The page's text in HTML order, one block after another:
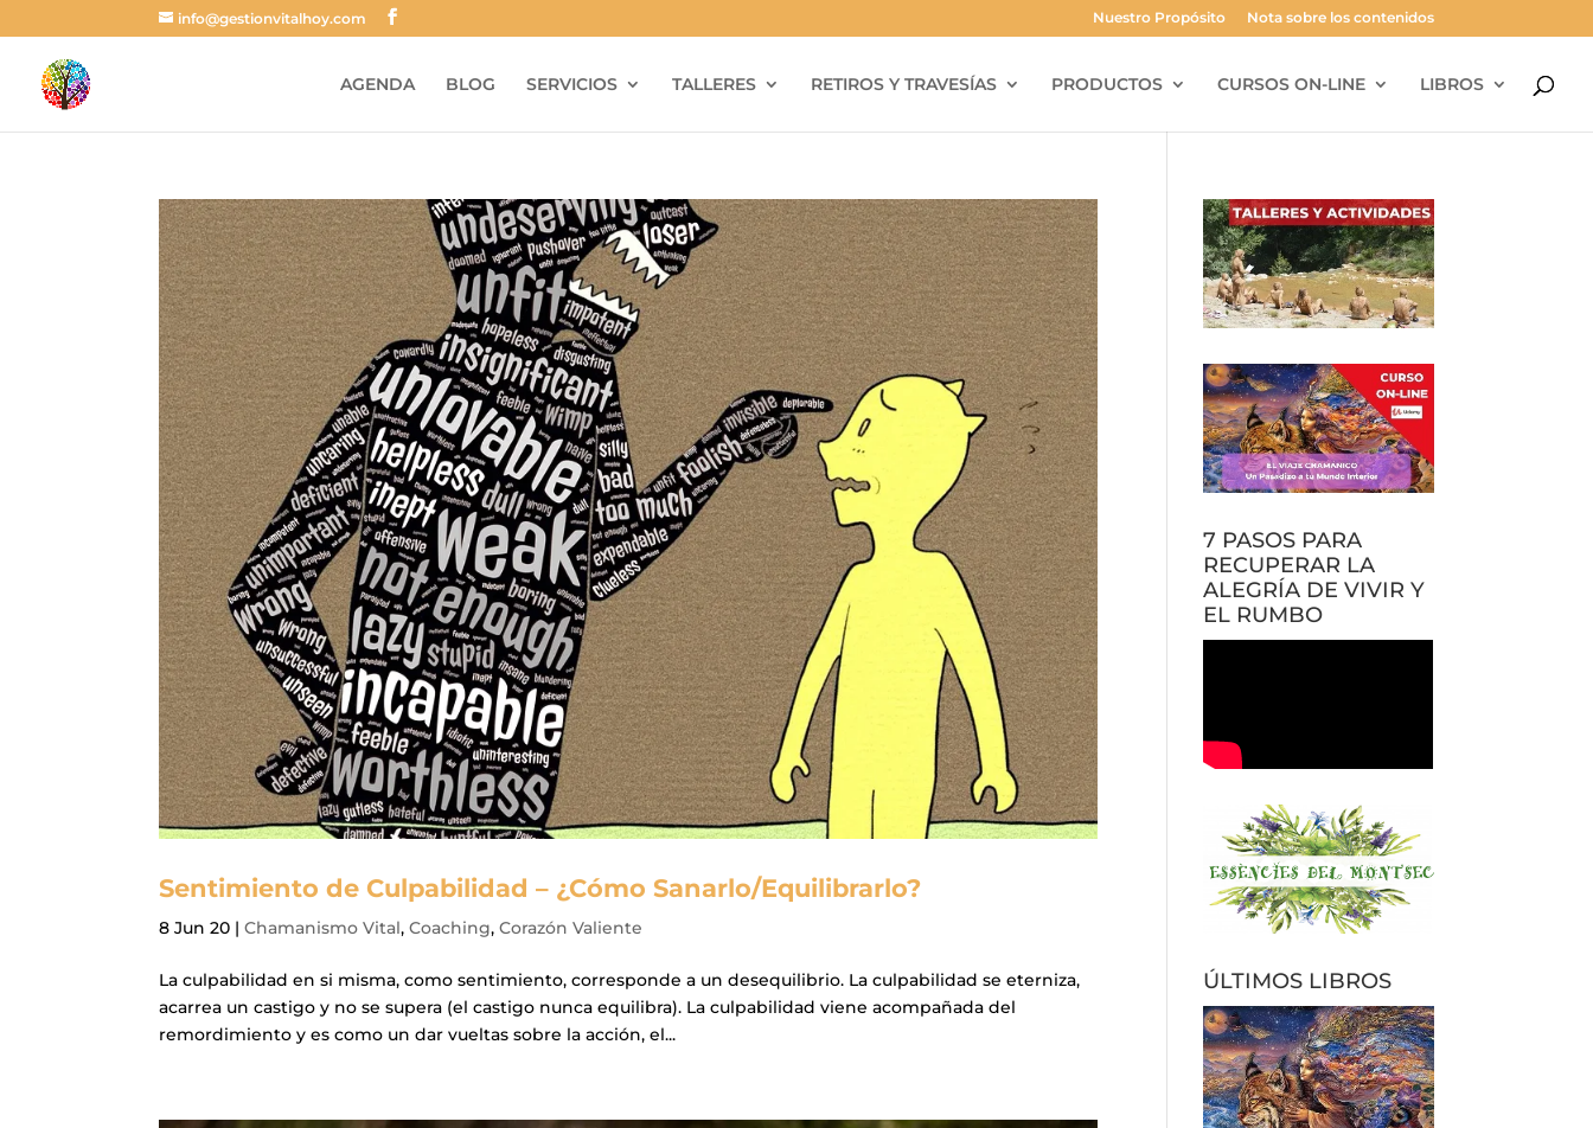
info@gestionvitalhoy.com Nuestro Propósito Nota sobre los contenidos
AGENDA BLOG SERVICIOS TALLERES RETIROS Y TRAVESÍAS PRODUCTOS CURSOS ON-LINE LIBROS
Sentimiento de Culpabilidad – ¿Cómo Sanarlo/Equilibrarlo?
8 Jun 20 |Chamanismo Vital,Coaching,Corazón Valiente
La culpabilidad en si misma, como sentimiento, corresponde a un desequilibrio. La culpabilidad se eterniza,
acarrea un castigo y no se supera (el castigo nunca equilibra). La culpabilidad viene acompañada del
remordimiento y es como un dar vueltas sobre la acción, el...
7 PASOS PARA
RECUPERAR LA
ALEGRÍA DE VIVIR Y
EL RUMBO
ÚLTIMOS LIBROS